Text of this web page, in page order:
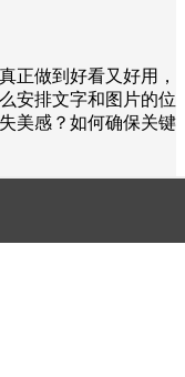
正做到好看又好用，
安排文字和图片的位
美感？如何确保关键